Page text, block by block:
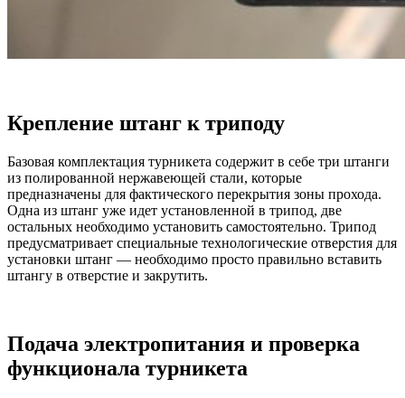
Крепление штанг к триподу
Базовая комплектация турникета содержит в себе три штанги
из полированной нержавеющей стали, которые
предназначены для фактического перекрытия зоны прохода.
Одна из штанг уже идет установленной в трипод, две
остальных необходимо установить самостоятельно. Трипод
предусматривает специальные технологические отверстия для
установки штанг — необходимо просто правильно вставить
штангу в отверстие и закрутить.
Подача электропитания и проверка
функционала турникета